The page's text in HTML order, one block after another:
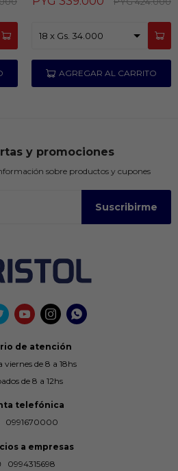
  
de atención
viernes de 8 a 18hs
de 8 a 12hs
telefónica
0991670000
a empresas
0994315698
y promociones
sobre productos y cupones
Suscribirme